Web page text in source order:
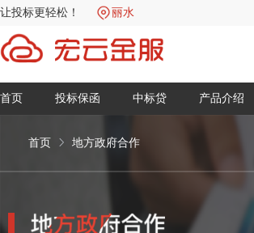
让投标更轻松！ 丽水
首页 投标保函 中标贷 产品介绍
首页 地方政府合作